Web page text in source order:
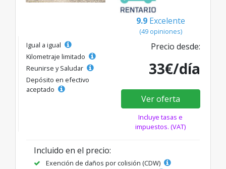
9.9 Excelente
(49 opiniones)
Igual a igual
Kilometraje limitado
Reunirse y Saludar
Depósito en efectivo
aceptado
Precio desde:
33€/día
Ver oferta
Incluye tasas e
impuestos. (VAT)
Incluido en el precio:
Exención de daños por colisión (CDW)